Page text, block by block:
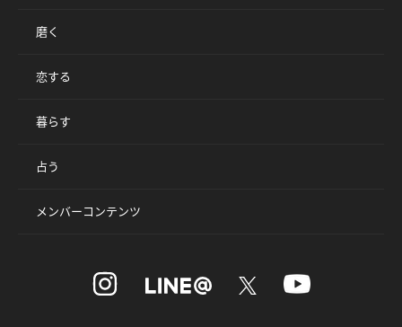
磨く
恋する
暮らす
占う
メンバーコンテンツ